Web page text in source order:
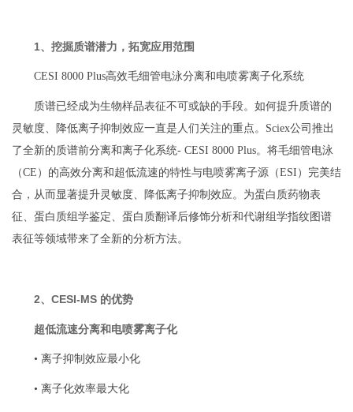
1、挖掘质谱潜力，拓宽应用范围
CESI 8000 Plus高效毛细管电泳分离和电喷雾离子化系统
质谱已经成为生物样品表征不可或缺的手段。如何提升质谱的
灵敏度、降低离子抑制效应一直是人们关注的重点。Sciex公司推出
了全新的质谱前分离和离子化系统- CESI 8000 Plus。将毛细管电泳
（CE）的高效分离和超低流速的特性与电喷雾离子源（ESI）完美结
合，从而显著提升灵敏度、降低离子抑制效应。为蛋白质药物表
征、蛋白质组学鉴定、蛋白质翻译后修饰分析和代谢组学指纹图谱
表征等领域带来了全新的分析方法。
2、CESI-MS 的优势
超低流速分离和电喷雾离子化
• 离子抑制效应最小化
• 离子化效率最大化